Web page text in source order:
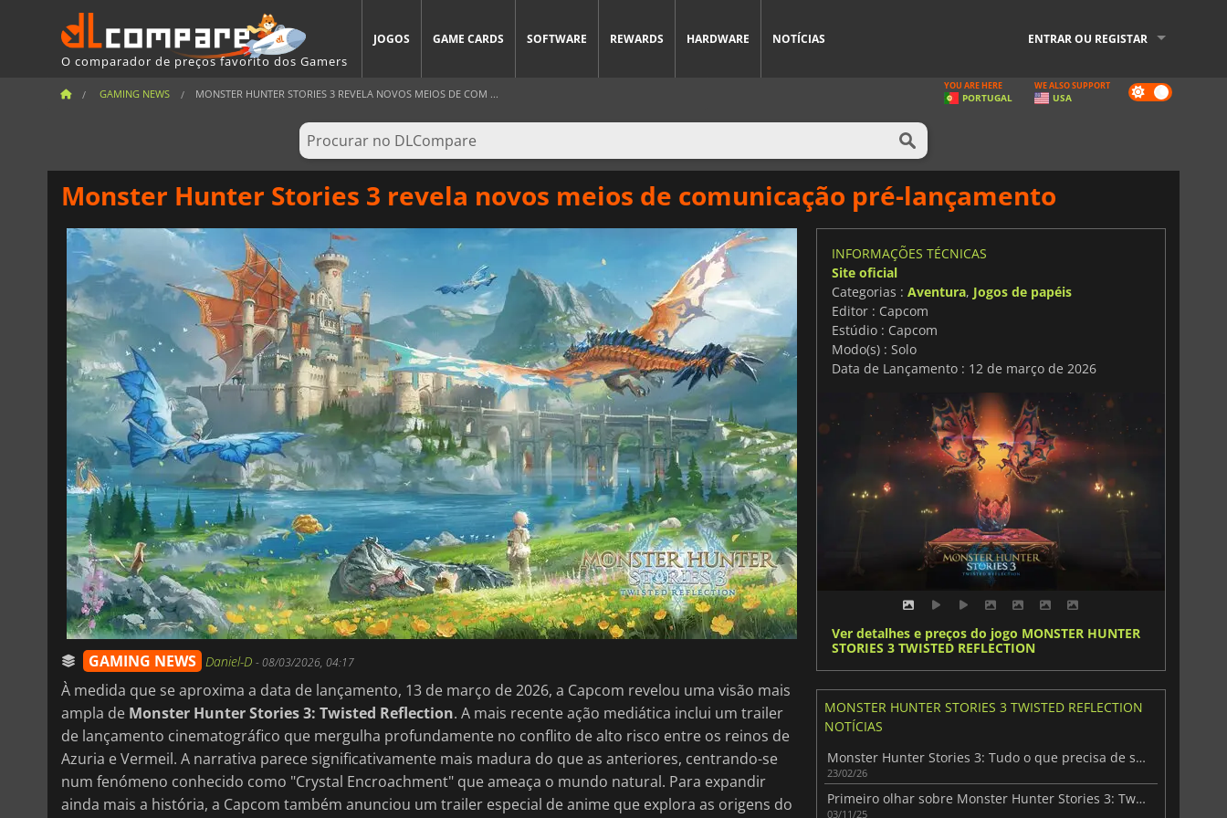
O comparador de preços favorito dos Gamers
JOGOS GAME CARDS SOFTWARE REWARDS HARDWARE NOTÍCIAS ENTRAR OU REGISTAR
GAMING NEWS MONSTER HUNTER STORIES 3 REVELA NOVOS MEIOS DE COM ... Dark
mode
YOU ARE HERE
PORTUGAL
WE ALSO SUPPORT
USA
Monster Hunter Stories 3 revela novos meios de comunicação pré-lançamento
GAMING NEWS Daniel-D -08/03/2026, 04:17
À medida que se aproxima a data de lançamento, 13 de março de 2026, a Capcom revelou uma visão mais
ampla de Monster Hunter Stories 3: Twisted Reflection. A mais recente ação mediática inclui um trailer
de lançamento cinematográfico que mergulha profundamente no conflito de alto risco entre os reinos de
Azuria e Vermeil. A narrativa parece significativamente mais madura do que as anteriores, centrando-se
num fenómeno conhecido como "Crystal Encroachment" que ameaça o mundo natural. Para expandir
ainda mais a história, a Capcom também anunciou um trailer especial de anime que explora as origens do
INFORMAÇÕES TÉCNICAS
Site oficial
Categorias : Aventura, Jogos de papéis
Editor : Capcom
Estúdio : Capcom
Modo(s) : Solo
Data de Lançamento : 12 de março de 2026
Ver detalhes e preços do jogo MONSTER HUNTER
STORIES 3 TWISTED REFLECTION
MONSTER HUNTER STORIES 3 TWISTED REFLECTION
NOTÍCIAS
Monster Hunter Stories 3: Tudo o que precisa de saber
23/02/26
Primeiro olhar sobre Monster Hunter Stories 3: Twisted Reflection
03/11/25